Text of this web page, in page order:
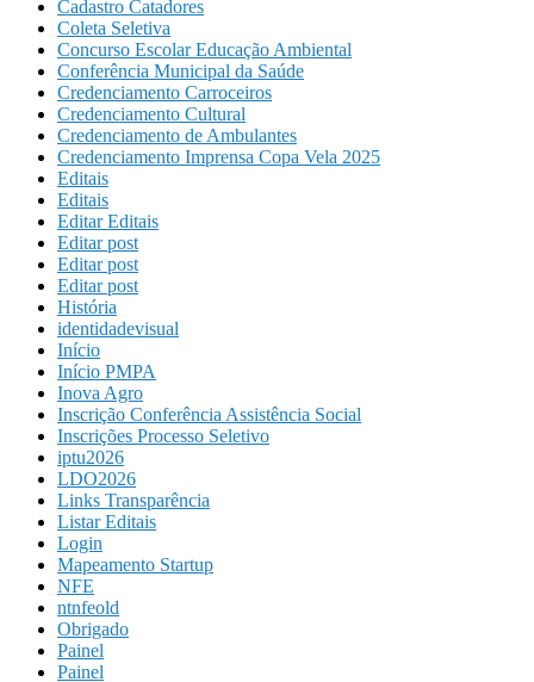
Cadastro Catadores
Coleta Seletiva
Concurso Escolar Educação Ambiental
Conferência Municipal da Saúde
Credenciamento Carroceiros
Credenciamento Cultural
Credenciamento de Ambulantes
Credenciamento Imprensa Copa Vela 2025
Editais
Editais
Editar Editais
Editar post
Editar post
Editar post
História
identidadevisual
Início
Início PMPA
Inova Agro
Inscrição Conferência Assistência Social
Inscrições Processo Seletivo
iptu2026
LDO2026
Links Transparência
Listar Editais
Login
Mapeamento Startup
NFE
ntnfeold
Obrigado
Painel
Painel